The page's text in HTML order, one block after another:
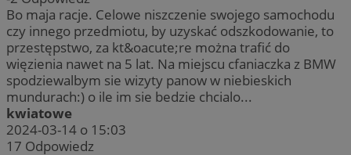
Bo maja racje. Celowe niszczenie swojego samochodu
czy innego przedmiotu, by uzyskać odszkodowanie, to
przestępstwo, za kt&oacute;re można trafić do
więzienia nawet na 5 lat. Na miejscu cfaniaczka z BMW
spodziewalbym sie wizyty panow w niebieskich
mundurach:) o ile im sie bedzie chcialo...
kwiatowe
2024-03-14 o 15:03
17 Odpowiedz